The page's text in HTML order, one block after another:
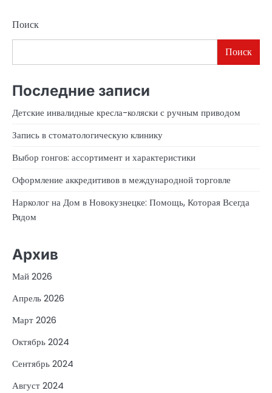
Поиск
Поиск
Последние записи
Детские инвалидные кресла-коляски с ручным приводом
Запись в стоматологическую клинику
Выбор гонгов: ассортимент и характеристики
Оформление аккредитивов в международной торговле
Нарколог на Дом в Новокузнецке: Помощь, Которая Всегда
Рядом
Архив
Май 2026
Апрель 2026
Март 2026
Октябрь 2024
Сентябрь 2024
Август 2024